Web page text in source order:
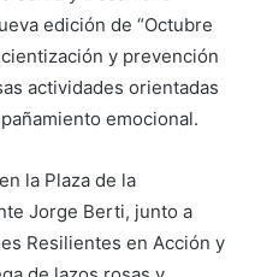
edición de “Octubre
y prevención
actividades orientadas
emocional.
la Plaza de la
Jorge Berti, junto a
Resilientes en Acción y